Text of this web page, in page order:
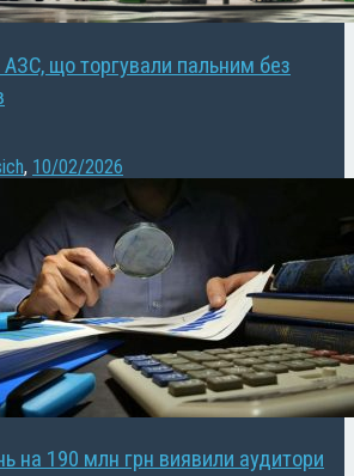
що торгували пальним без
, 10/02/2026
на 190 млн грн виявили аудитори